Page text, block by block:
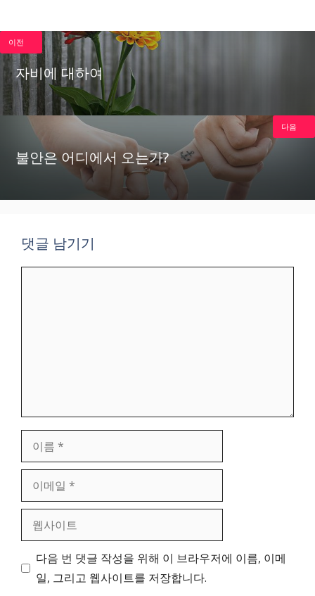
이전
자비에 대하여
불안은 어디에서 오는가?
다음
댓글 남기기
름
메
사
트
다음 번 댓글 작성을 위해 이 브라우저에 이름, 이메
일, 그리고 웹사이트를 저장합니다.